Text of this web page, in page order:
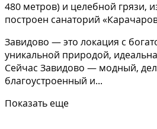
480 метров) и целебной грязи,
построен санаторий
Завидово — это локация с
уникальной природой,
Сейчас Завидово — модный,
благоустроенный и...
Показать еще